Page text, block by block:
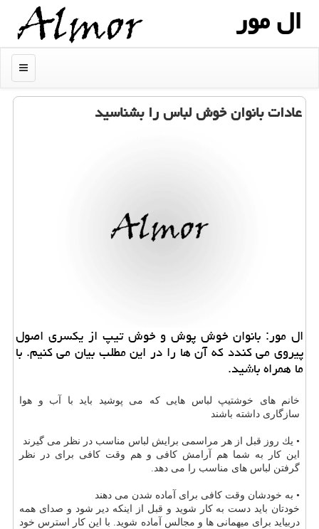
ال مور
منو
عادات بانوان خوش لباس را بشناسید
ال مور: بانوان خوش پوش و خوش تیپ از یكسری اصول
پیروی می كندد كه آن ها را در این مطلب بیان می كنیم. با
ما همراه باشید.
خانم های خوشتیپ لباس هایی كه می پوشید باید با آب و هوا
سازگاری داشته باشند
• یك روز قبل از هر مراسمی برایش لباس مناسب در نظر می گیرند
این كار به شما هم آرامش كافی و هم وقت كافی برای در نظر
گرفتن لباس های مناسب را می دهد.
• به خودشان وقت كافی برای آماده شدن می دهند
خودتان باید دست به كار شوید و قبل از اینكه دیر شود و صدای همه
دربیاید برای میهمانی ها و مجالس آماده شوید. با این كار استرس خود